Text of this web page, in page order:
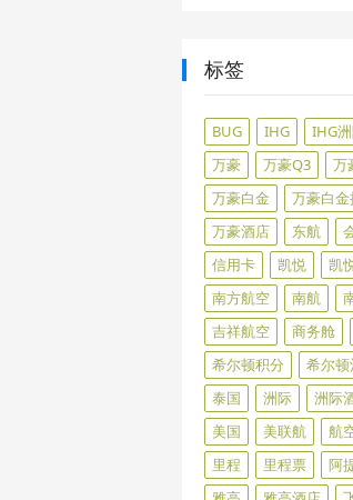
标签
BUG IHG IHG
万豪
万豪Q3
万
万豪白金
万豪白
万豪酒店
东航
信用卡
凯悦 凯
南方航空
南航
吉祥航空
商务舱
希尔顿积分
希尔
泰国
洲际 洲际
美国
美联航 航
里程
里程票 阿